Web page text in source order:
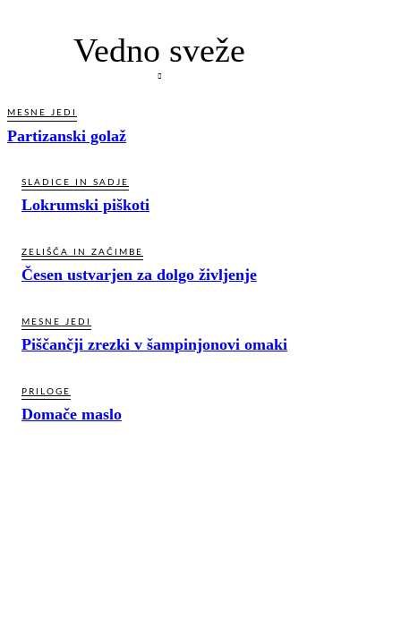
Vedno sveže
MESNE JEDI
Partizanski golaž
SLADICE IN SADJE
Lokrumski piškoti
ZELIŠČA IN ZAČIMBE
Česen ustvarjen za dolgo življenje
MESNE JEDI
Piščančji zrezki v šampinjonovi omaki
PRILOGE
Domače maslo